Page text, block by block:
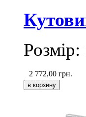
2 772,00 грн.